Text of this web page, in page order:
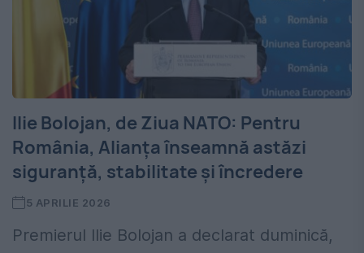
Ilie Bolojan, de Ziua NATO: Pentru
România, Alianța înseamnă astăzi
siguranţă, stabilitate şi încredere
5 APRILIE 2026
Premierul Ilie Bolojan a declarat duminică,